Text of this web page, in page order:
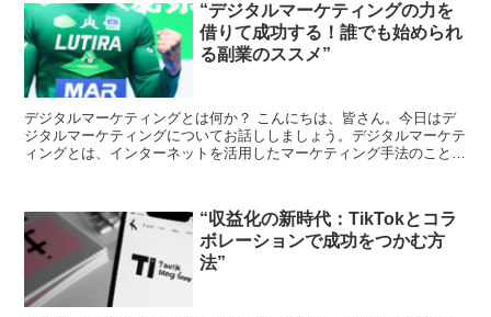
“デジタルマーケティングの力を
借りて成功する！誰でも始められ
る副業のススメ”
デジタルマーケティングとは何か？ こんにちは、皆さん。今日はデ
ジタルマーケティングについてお話ししましょう。デジタルマーケテ
ィングとは、インターネットを活用したマーケティング手法のことを
“収益化の新時代：TikTokとコラ
ボレーションで成功をつかむ方
法”